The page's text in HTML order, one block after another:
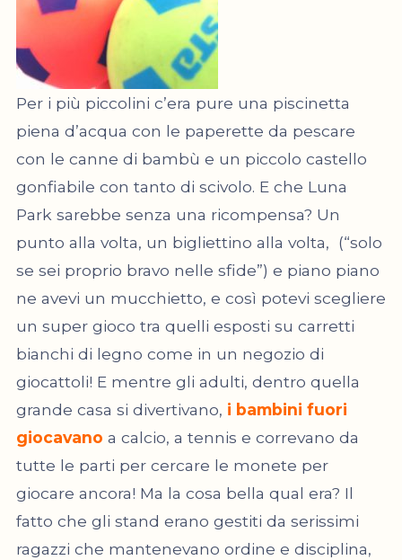
Per i più piccolini c’era pure una piscinetta
piena d’acqua con le paperette da pescare
con le canne di bambù e un piccolo castello
gonfiabile con tanto di scivolo. E che Luna
Park sarebbe senza una ricompensa? Un
punto alla volta, un bigliettino alla volta, (“solo
se sei proprio bravo nelle sfide”) e piano piano
ne avevi un mucchietto, e così potevi scegliere
un super gioco tra quelli esposti su carretti
bianchi di legno come in un negozio di
giocattoli! E mentre gli adulti, dentro quella
grande casa si divertivano, i bambini fuori
giocavano a calcio, a tennis e correvano da
tutte le parti per cercare le monete per
giocare ancora! Ma la cosa bella qual era? Il
fatto che gli stand erano gestiti da serissimi
ragazzi che mantenevano ordine e disciplina,